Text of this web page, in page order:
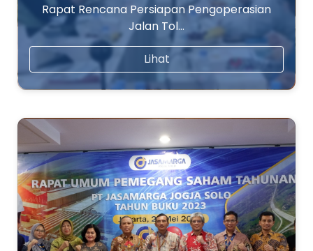
Rapat Rencana Persiapan Pengoperasian
Jalan Tol…
Lihat